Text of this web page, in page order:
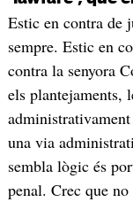
Estic en contra
sempre. Estic en
contra la senyora
els plantejaments,
una via
sembla lògic és
penal. Crec que